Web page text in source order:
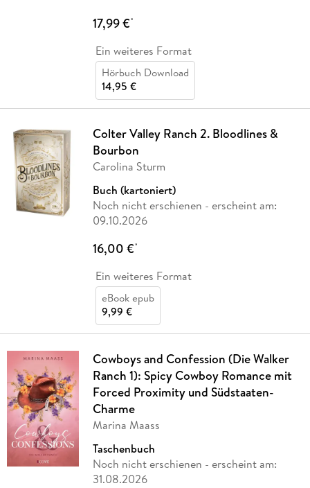
17,99 €*
Ein weiteres Format
Hörbuch Download
14,95 €
Colter Valley Ranch 2. Bloodlines &
Bourbon
Carolina Sturm
Buch (kartoniert)
Noch nicht erschienen - erscheint am:
09.10.2026
16,00 €*
Ein weiteres Format
eBook epub
9,99 €
Cowboys and Confession (Die Walker
Ranch 1): Spicy Cowboy Romance mit
Forced Proximity und Südstaaten-
Charme
Marina Maass
Taschenbuch
Noch nicht erschienen - erscheint am:
31.08.2026